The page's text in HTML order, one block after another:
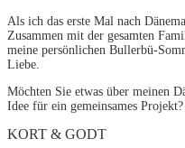
Als ich das erste Mal nach
Zusammen mit der gesamten
meine persönlichen Bullerbü-
Liebe.
Möchten Sie etwas über meinen
Idee für ein gemeinsames Projekt?
KORT & GODT